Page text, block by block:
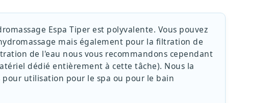
Espa Tiper est polyvalente. Vous pouvez
mais également pour la filtration de
de l'eau nous vous recommandons cependant
dédié entièrement à cette tâche). Nous la
pour utilisation pour le spa ou pour le bain